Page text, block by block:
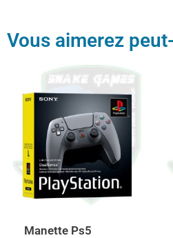
Vous aimerez
Manette Ps5